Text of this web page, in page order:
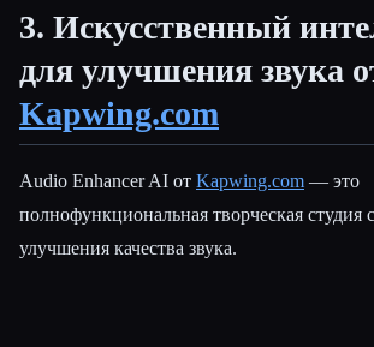
3. Искусственный
для улучшения звука
Kapwing.com
Audio Enhancer AI от Kapwing.com — это
полнофункциональная творческая студия
улучшения качества звука.